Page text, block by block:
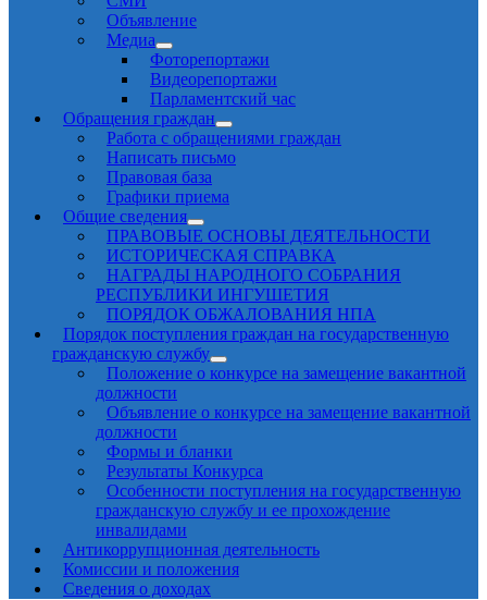
Объявление
Медиа
Фоторепортажи
Видеорепортажи
Парламентский час
Обращения граждан
Работа с обращениями граждан
Написать письмо
Правовая база
Графики приема
Общие сведения
ПРАВОВЫЕ ОСНОВЫ ДЕЯТЕЛЬНОСТИ
ИСТОРИЧЕСКАЯ СПРАВКА
НАГРАДЫ НАРОДНОГО СОБРАНИЯ
РЕСПУБЛИКИ ИНГУШЕТИЯ
ПОРЯДОК ОБЖАЛОВАНИЯ НПА
Порядок поступления граждан на государственную
гражданскую службу
Положение о конкурсе на замещение вакантной
должности
Объявление о конкурсе на замещение вакантной
должности
Формы и бланки
Результаты Конкурса
Особенности поступления на государственную
гражданскую службу и ее прохождение
инвалидами
Антикоррупционная деятельность
Комиссии и положения
Сведения о доходах